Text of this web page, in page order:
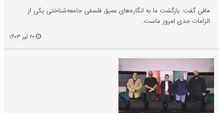
مافی گفت: بازگشت ما به انگاره‌های عمیق فلسفی جامعه‌شناختی یکی از
الزامات جدی امروز ماست.